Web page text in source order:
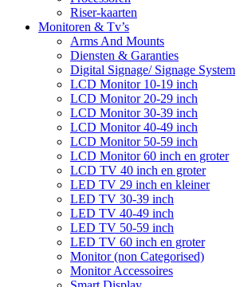
Riser-kaarten
Monitoren & Tv’s
Arms And Mounts
Diensten & Garanties
Digital Signage/ Signage System
LCD Monitor 10-19 inch
LCD Monitor 20-29 inch
LCD Monitor 30-39 inch
LCD Monitor 40-49 inch
LCD Monitor 50-59 inch
LCD Monitor 60 inch en groter
LCD TV 40 inch en groter
LED TV 29 inch en kleiner
LED TV 30-39 inch
LED TV 40-49 inch
LED TV 50-59 inch
LED TV 60 inch en groter
Monitor (non Categorised)
Monitor Accessoires